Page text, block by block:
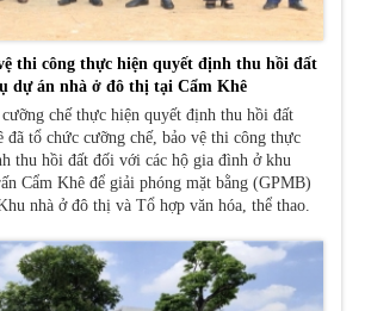
thi công thực hiện quyết định thu hồi đất
dự án nhà ở đô thị tại Cẩm Khê
cưỡng chế thực hiện quyết định thu hồi đất
đã tổ chức cưỡng chế, bảo vệ thi công thực
thu hồi đất đối với các hộ gia đình ở khu
Cẩm Khê để giải phóng mặt bằng (GPMB)
nhà ở đô thị và Tổ hợp văn hóa, thể thao.